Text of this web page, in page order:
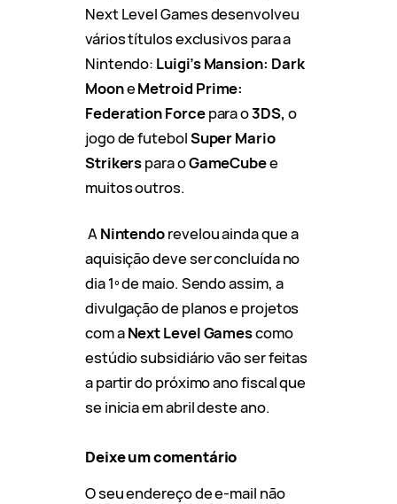
Next Level Games desenvolveu
vários títulos exclusivos para a
Nintendo: Luigi’s Mansion: Dark
MooneMetroid Prime:
Federation Forcepara o3DS, o
jogo de futebolSuper Mario
Strikerspara oGameCubee
muitos outros.
ANintendorevelou ainda que a
aquisição deve ser concluída no
dia 1º de maio. Sendo assim, a
divulgação de planos e projetos
com aNext Level Gamescomo
estúdio subsidiário vão ser feitas
a partir do próximo ano fiscal que
se inicia em abril deste ano.
Deixe um comentário
O seu endereço de e-mail não